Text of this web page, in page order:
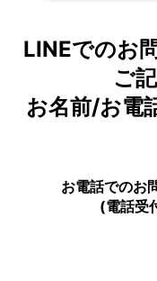
LINEでのお
ご
お名前/お電
お電話での
(電話受